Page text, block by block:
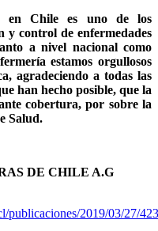
en Chile es uno de los
y control de enfermedades
a nivel nacional como
estamos orgullosos
agradeciendo a todas las
han hecho posible, que la
cobertura, por sobre la
Salud.
DE CHILE A.G
2019/03/27/